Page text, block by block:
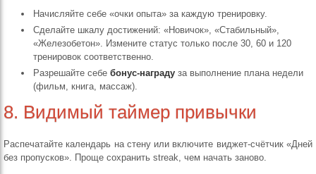
Начисляйте себе «очки опыта» за каждую тренировку.
Сделайте шкалу достижений: «Новичок», «Стабильный»,
«Железобетон». Измените статус только после 30, 60 и 120
тренировок соответственно.
Разрешайте себе бонус-награду за выполнение плана недели
(фильм, книга, массаж).
8. Видимый таймер привычки
Распечатайте календарь на стену или включите виджет-счётчик «Дней
без пропусков». Проще сохранить streak, чем начать заново.